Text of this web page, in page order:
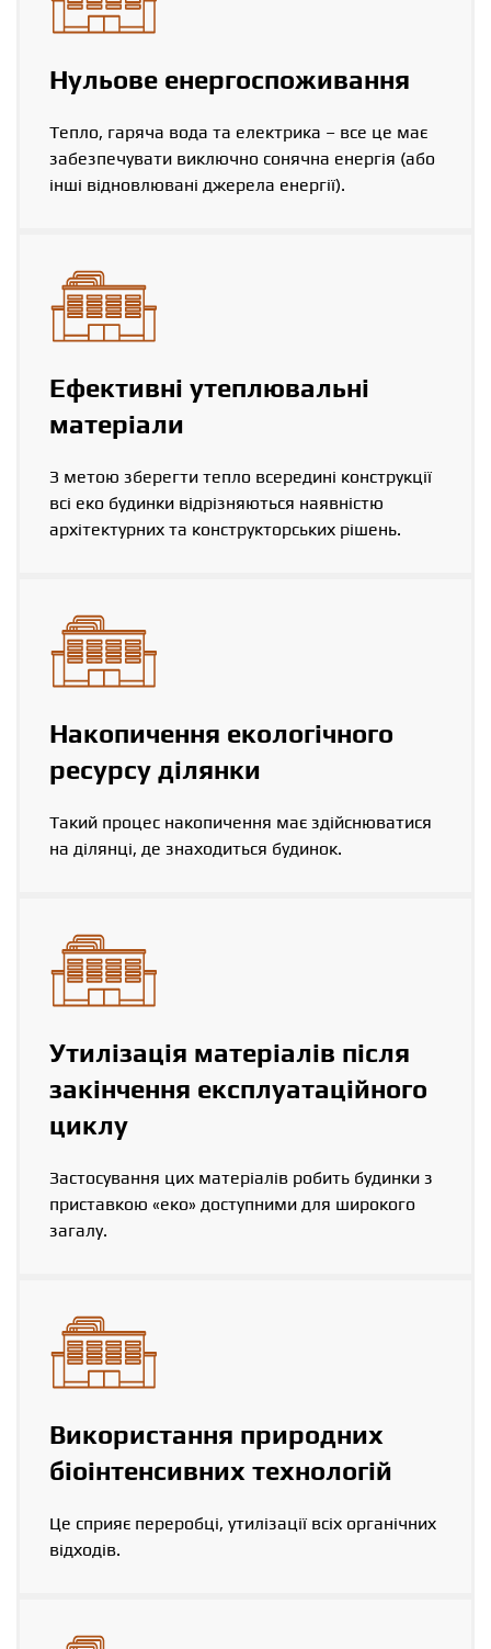
Нульове енергоспоживання
Тепло, гаряча вода та електрика – все це має
забезпечувати виключно сонячна енергія (або
інші відновлювані джерела енергії).
Ефективні утеплювальні
матеріали
З метою зберегти тепло всередині конструкції
всі еко будинки відрізняються наявністю
архітектурних та конструкторських рішень.
Накопичення екологічного
ресурсу ділянки
Такий процес накопичення має здійснюватися
на ділянці, де знаходиться будинок.
Утилізація матеріалів після
закінчення експлуатаційного
циклу
Застосування цих матеріалів робить будинки з
приставкою «еко» доступними для широкого
загалу.
Використання природних
біоінтенсивних технологій
Це сприяє переробці, утилізації всіх органічних
відходів.